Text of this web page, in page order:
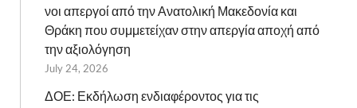
νοι απεργοί από την Ανατολική Μακεδονία και
Θράκη που συμμετείχαν στην απεργία αποχή από
την αξιολόγηση
July 24, 2026
ΔΟΕ: Εκδήλωση ενδιαφέροντος για τις